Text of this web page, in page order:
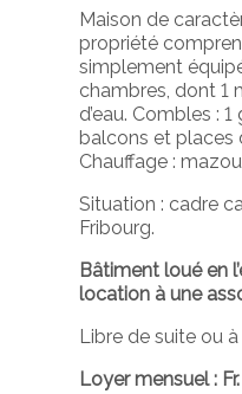
Maison de
propriété
simplement
chambres, dont 1
d’eau. Combles :
balcons et places
Chauffage :
Situation : cadre
Fribourg.
Bâtiment loué en
location à une
Libre de suite ou à
Loyer mensuel :